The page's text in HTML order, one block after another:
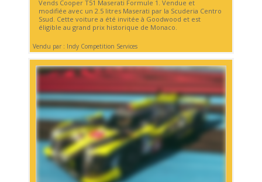
Vends Cooper T51 Maserati Formule 1. Vendue et
modifiée avec un 2.5 litres Maserati par la Scuderia Centro
Ssud. Cette voiture a été invitée à Goodwood et est
éligible au grand prix historique de Monaco.
Vendu par : Indy Competition Services